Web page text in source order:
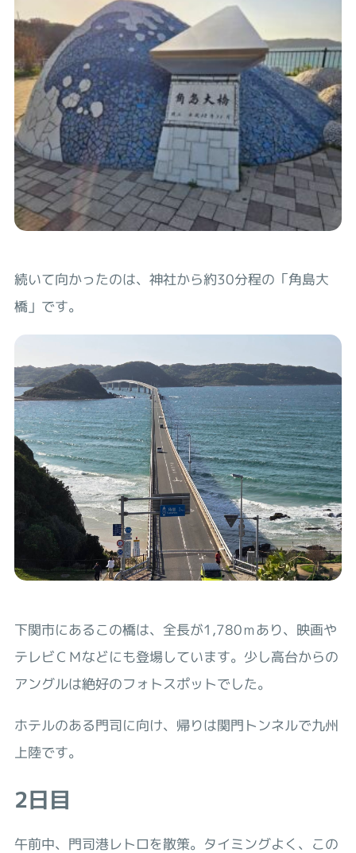
続いて向かったのは、神社から約30分程の「角島大
橋」です。
下関市にあるこの橋は、全長が1,780ｍあり、映画や
テレビＣＭなどにも登場しています。少し高台からの
アングルは絶好のフォトスポットでした。
ホテルのある門司に向け、帰りは関門トンネルで九州
上陸です。
2日目
午前中、門司港レトロを散策。タイミングよく、この